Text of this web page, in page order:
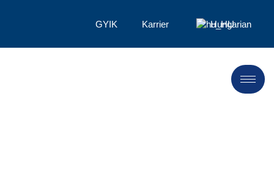
GYIK Karrier Hungarian